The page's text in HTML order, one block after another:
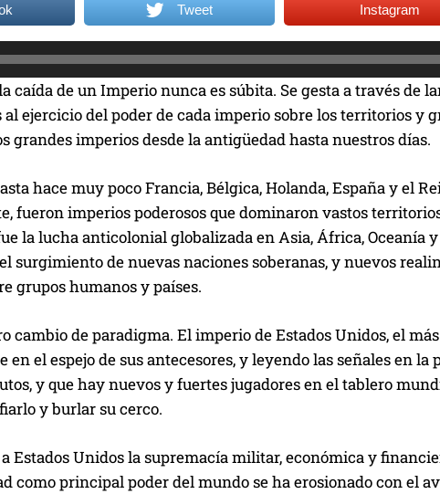
Tweet Instagram
caída de un Imperio nunca es súbita. Se gesta a través de
ejercicio del poder de cada imperio sobre los territorios y
grandes imperios desde la antigüedad hasta nuestros días.
hace muy poco Francia, Bélgica, Holanda, España y el
fueron imperios poderosos que dominaron vastos
la lucha anticolonial globalizada en Asia, África, Oceanía
surgimiento de nuevas naciones soberanas, y nuevos
grupos humanos y países.
cambio de paradigma. El imperio de Estados Unidos, el
el espejo de sus antecesores, y leyendo las señales en la
y que hay nuevos y fuertes jugadores en el tablero
y burlar su cerco.
Estados Unidos la supremacía militar, económica y
como principal poder del mundo se ha erosionado con el